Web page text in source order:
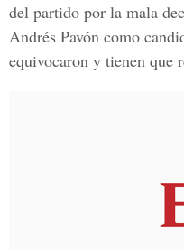
del partido por la mala
Andrés Pavón como
equivocaron y tienen que